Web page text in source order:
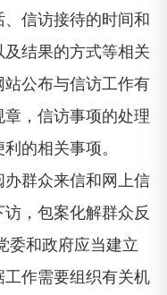
信访接待的时间和
结果的方式等相关
公布与信访工作有
，信访事项的处理
的相关事项。
群众来信和网上信
，包案化解群众反
委和政府应当建立
作需要组织有关机